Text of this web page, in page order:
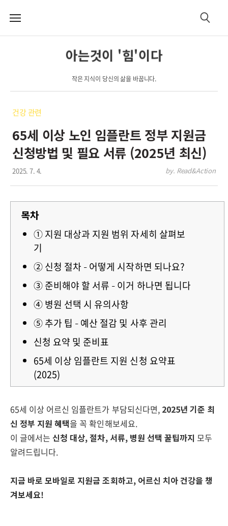
메
검
아는것이 '힘'이다
작은 지식이 당신의 삶을 바꿉니다.
건강 관련
65세 이상 노인 임플란트 정부 지원금
신청방법 및 필요 서류 (2025년 최신)
2025. 7. 4. by. Read&Action
목차
① 지원 대상과 지원 범위 자세히 살펴보
기
② 신청 절차 – 어떻게 시작하면 되나요?
③ 준비해야 할 서류 – 이거 하나면 됩니다
④ 병원 선택 시 유의사항
⑤ 추가 팁 – 예산 절감 및 사후 관리
신청 요약 및 준비표
65세 이상 임플란트 지원 신청 요약표
(2025)
65세 이상 어르신 임플란트가 부담되신다면, 2025년 기준 최
신 정부 지원 혜택을 꼭 확인해보세요.
이 글에서는신청 대상, 절차, 서류, 병원 선택 꿀팁까지 모두
알려드립니다.
지금 바로 모바일로 지원금 조회하고, 어르신 치아 건강을 챙
겨보세요!